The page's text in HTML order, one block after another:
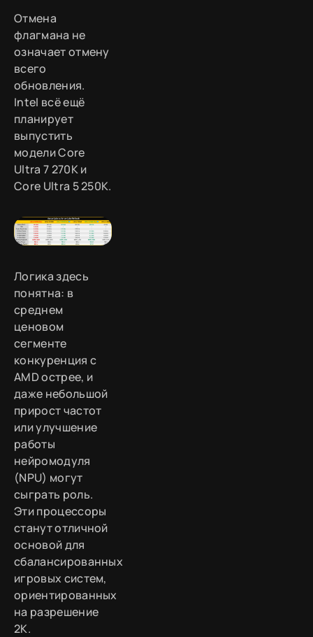
Отмена
флагмана не
означает отмену
всего
обновления.
Intel всё ещё
планирует
выпустить
модели Core
Ultra 7 270K и
Core Ultra 5 250K.
Логика здесь
понятна: в
среднем
ценовом
сегменте
конкуренция с
AMD острее, и
даже небольшой
прирост частот
или улучшение
работы
нейромодуля
(NPU) могут
сыграть роль.
Эти процессоры
станут отличной
основой для
сбалансированных
игровых систем,
ориентированных
на разрешение
2K.